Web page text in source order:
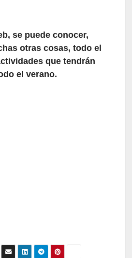
se puede conocer,
otras cosas, todo el
que tendrán
el verano.